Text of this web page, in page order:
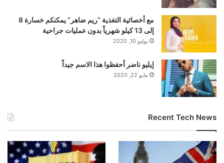
مع أخصائية التغذية “ريم ضاهر” يمكنكم خسارة 8
إلى 13 كيلو شهرياً بدون عمليات جراحية
يوليو 10, 2020
إيليو ناضر أحفظوا هذا الاسم جيداً
مايو 22, 2020
Recent Tech News